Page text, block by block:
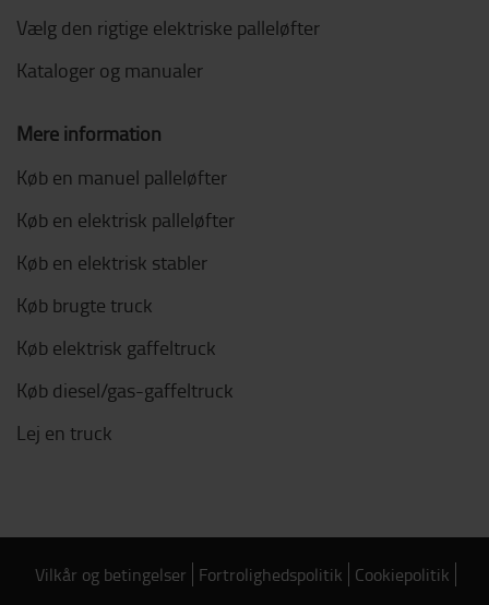
Vælg den rigtige elektriske palleløfter
Kataloger og manualer
Mere information
Køb en manuel palleløfter
Køb en elektrisk palleløfter
Køb en elektrisk stabler
Køb brugte truck
Køb elektrisk gaffeltruck
Køb diesel/gas-gaffeltruck
Lej en truck
Vilkår og betingelser Fortrolighedspolitik Cookiepolitik